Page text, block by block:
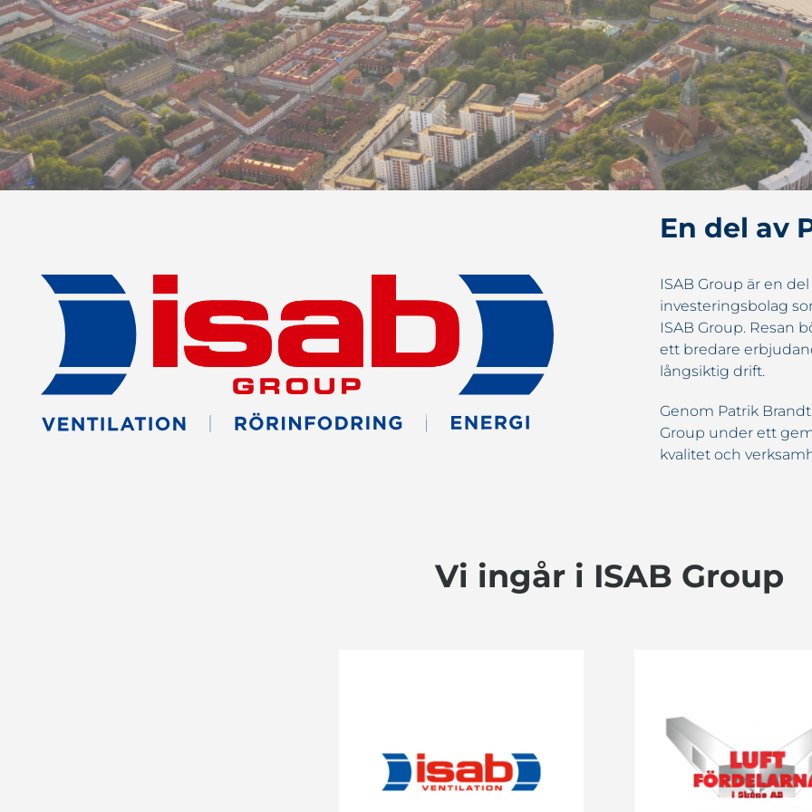
En del av
ISAB Group är en
investeringsbolag
ISAB Group. Resan
ett bredare
långsiktig drift.
Genom Patrik
Group under ett
kvalitet och
Vi ingår i ISAB Group